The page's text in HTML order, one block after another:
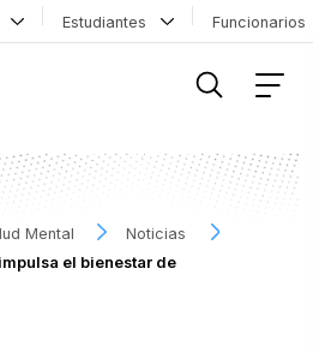
Estudiantes
Mental
Noticias
el bienestar de